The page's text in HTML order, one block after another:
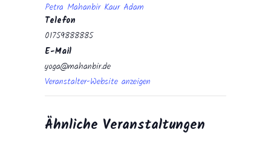
Petra Mahanbir Kaur Adam
Telefon
01759888885
E-Mail
yoga@mahanbir.de
Veranstalter-Website anzeigen
Ähnliche Veranstaltungen